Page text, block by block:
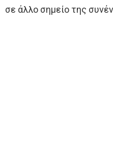
σε άλλο σημείο της